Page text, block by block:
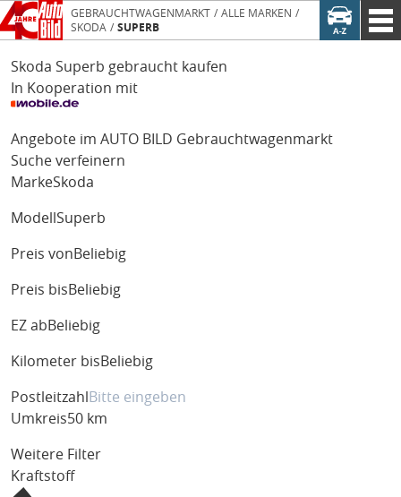
GEBRAUCHTWAGENMARKT
ALLE MARKEN
SKODA
SUPERB
Skoda Superb gebraucht kaufen
In Kooperation mit
Angebote im AUTO BILD Gebrauchtwagenmarkt
Suche verfeinern
MarkeSkoda
Modell Superb
Preis von Beliebig
Preis bis Beliebig
EZ ab Beliebig
Kilometer bis Beliebig
Postleitzahl
Umkreis50 km
Weitere Filter
Kraftstoff